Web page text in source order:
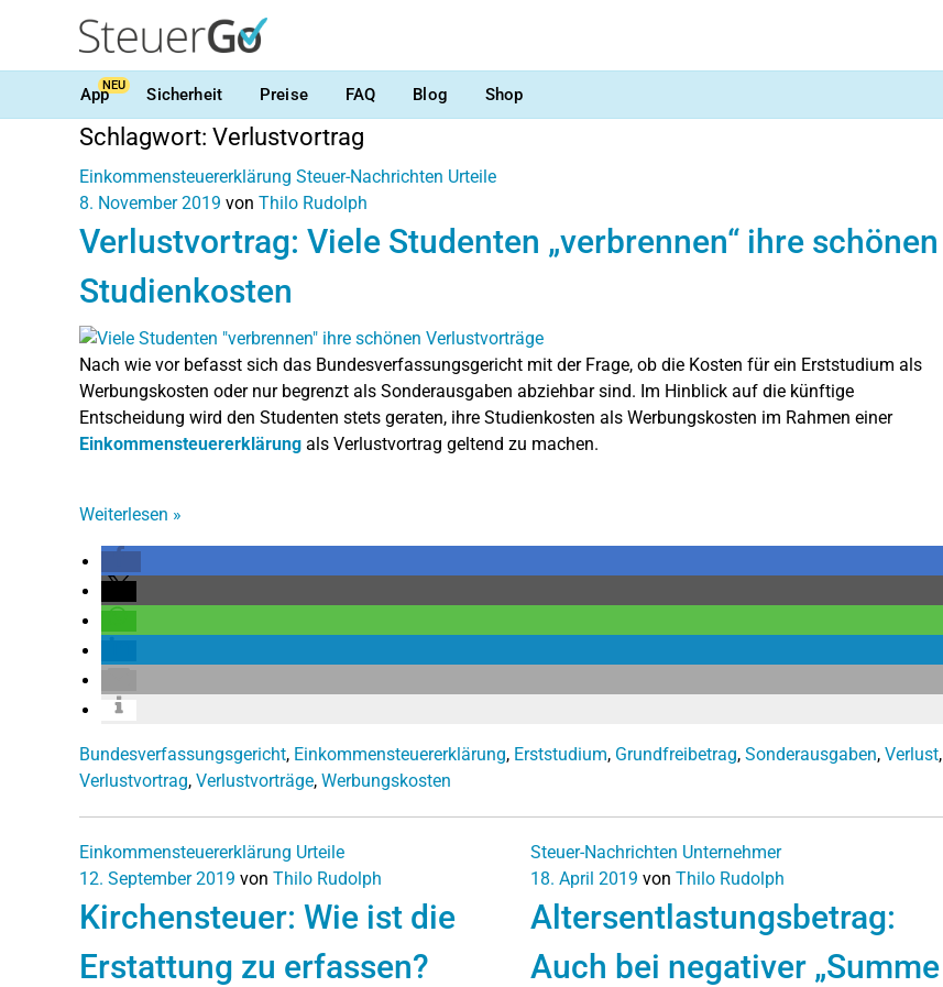
AppNEU Sicherheit Preise FAQ Blog Shop
Schlagwort: Verlustvortrag
Einkommensteuererklärung Steuer-Nachrichten Urteile
8. November 2019 von Thilo Rudolph
Verlustvortrag: Viele Studenten „verbrennen“ ihre schönen
Studienkosten
Nach wie vor befasst sich das Bundesverfassungsgericht mit der Frage, ob die Kosten für ein Erststudium als
Werbungskosten oder nur begrenzt als Sonderausgaben abziehbar sind. Im Hinblick auf die künftige
Entscheidung wird den Studenten stets geraten, ihre Studienkosten als Werbungskosten im Rahmen einer
Einkommensteuererklärung als Verlustvortrag geltend zu machen.
Weiterlesen »
Bundesverfassungsgericht, Einkommensteuererklärung, Erststudium, Grundfreibetrag, Sonderausgaben, Verlust,
Verlustvortrag, Verlustvorträge, Werbungskosten
Einkommensteuererklärung Urteile
12. September 2019 von Thilo Rudolph
Kirchensteuer: Wie ist die
Erstattung zu erfassen?
Steuer-Nachrichten Unternehmer
18. April 2019 von Thilo Rudolph
Altersentlastungsbetrag:
Auch bei negativer „Summe